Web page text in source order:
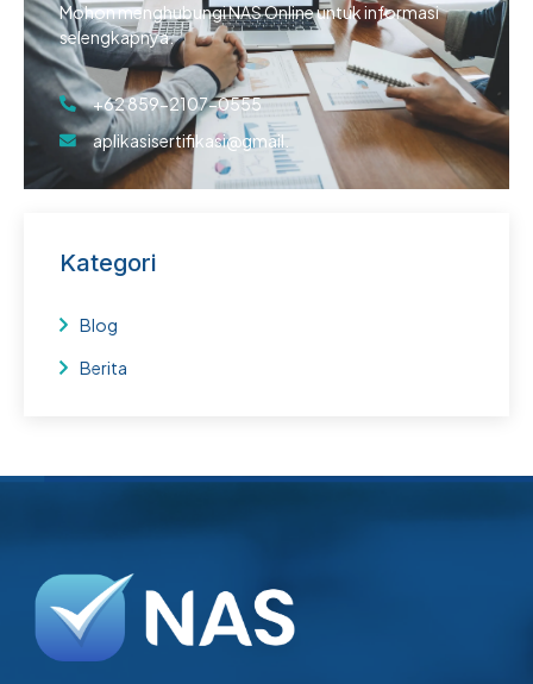
Mohon menghubungi NAS Online untuk informasi
selengkapnya.
+62 859-2107-0555
aplikasisertifikasi@gmail.
Kategori
Blog
Berita